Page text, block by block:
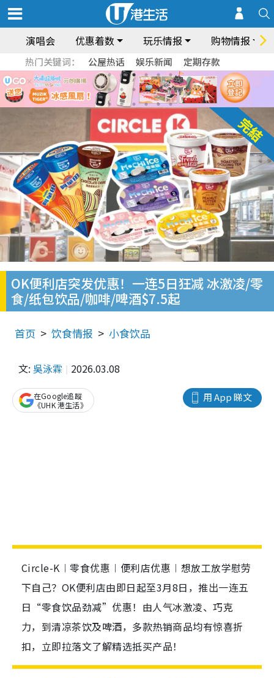
演唱会 优惠着数 玩乐情报 购物情报
热门关键词： 公屋热话 娱乐新闻 定期存款
OK便利店突发优惠！一连5日狂减 冰激凌/零
食/纸包饮品/咖啡/啤酒$7.5起
首页 饮食情报 小食饮品
文: 吳泳霖 2026.03.08
用 App 睇文
在Google追蹤
《UHK 港生活》
Circle-K︱零食优惠︱便利店优惠︱想放工放学慰劳
下自己？OK便利店由即日起至3月8日，推出一连五
日“零食饮品劲减”优惠！由人气冰激凌、巧克
力，到清凉茶饮及啤酒，多款热销商品均有惊喜折
扣，立即拉落文了解精选抵买产品！